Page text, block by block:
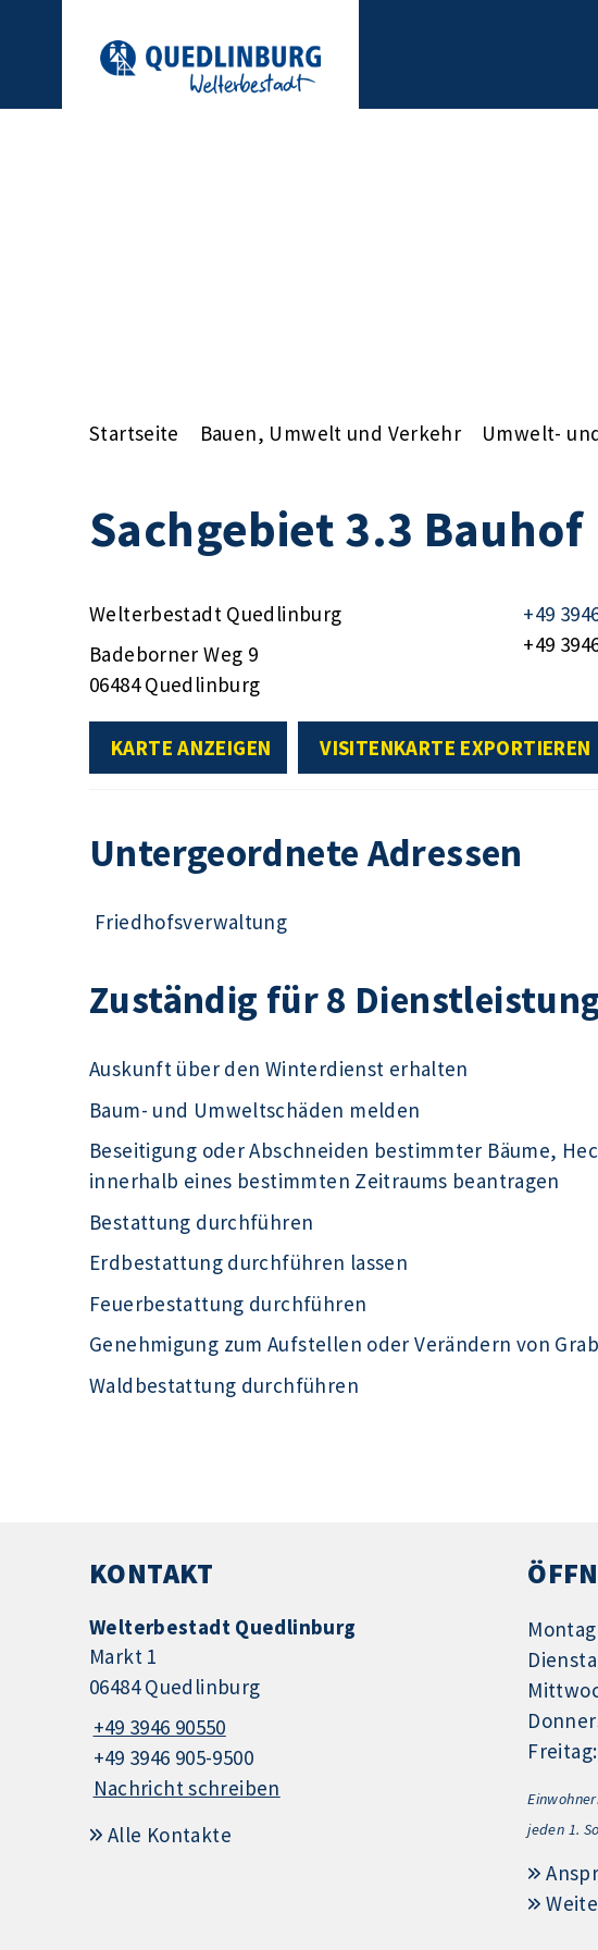
Startseite Bauen, Umwelt und Verkehr Umwelt-
Sachgebiet 3.3 Bauhof
Welterbestadt Quedlinburg
Badeborner Weg 9
06484 Quedlinburg
+49
+49
KARTE ANZEIGEN VISITENKARTE EXPORTIEREN
Untergeordnete Adressen
Friedhofsverwaltung
Zuständig für 8
Auskunft über den Winterdienst erhalten
Baum- und Umweltschäden melden
Beseitigung oder Abschneiden bestimmter Bäume,
innerhalb eines bestimmten Zeitraums beantragen
Bestattung durchführen
Erdbestattung durchführen lassen
Feuerbestattung durchführen
Genehmigung zum Aufstellen oder Verändern von
Waldbestattung durchführen
KONTAKT
Welterbestadt Quedlinburg
Markt 1
06484 Quedlinburg
+49 3946 90550
+49 3946 905-9500
Nachricht schreiben
Alle Kontakte
jeden 1.